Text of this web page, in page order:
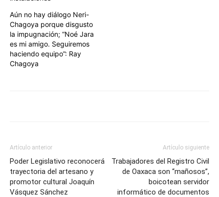
Aún no hay diálogo Neri-
Chagoya porque disgusto
la impugnación; “Noé Jara
es mi amigo. Seguiremos
haciendo equipo”: Ray
Chagoya
Artículo anterior
Poder Legislativo reconocerá
trayectoria del artesano y
promotor cultural Joaquín
Vásquez Sánchez
Artículo siguiente
Trabajadores del Registro Civil
de Oaxaca son “mañosos”,
boicotean servidor
informático de documentos